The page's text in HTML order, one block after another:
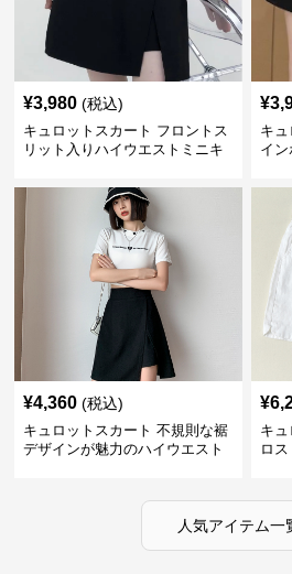
¥3,980 (税込)
キュロットスカート フロントス
リット入りハイウエストミニキ
¥
キ
イ
¥4,360 (税込)
キュロットスカート 不規則な裾
デザインが魅力のハイウエスト
¥
キ
ロ
人気アイテム一